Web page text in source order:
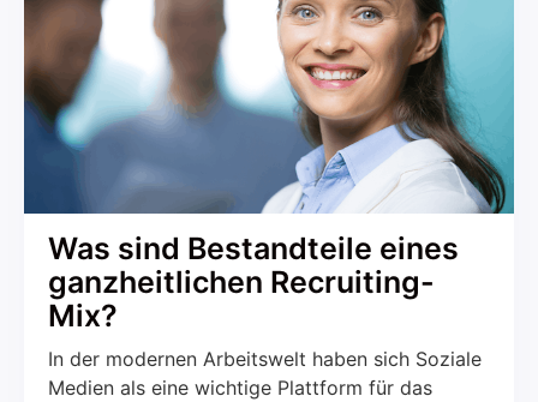
Recruiting über Soziale Medien so erfolgreich
und worauf sollte geachtet werden?
Was sind Bestandteile eines
ganzheitlichen Recruiting-
Mix?
In der modernen Arbeitswelt haben sich Soziale
Medien als eine wichtige Plattform für das